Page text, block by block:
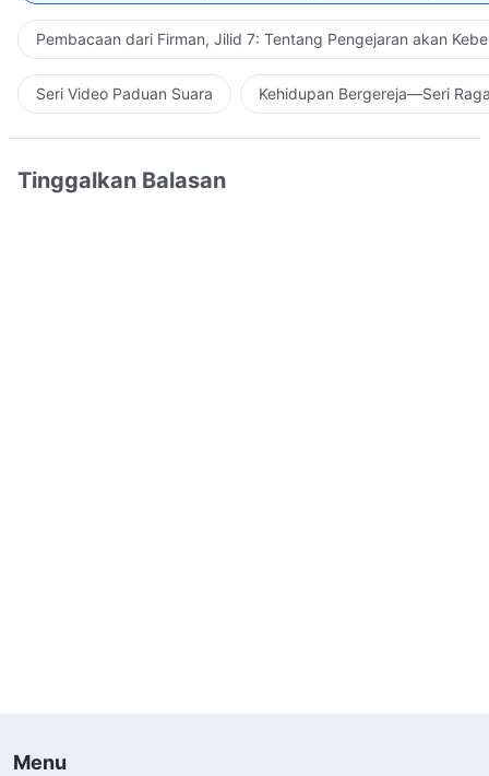
Pembacaan dari Firman, Jilid 7: Tentang Pengejaran akan
Seri Video Paduan Suara Kehidupan Bergereja—Seri
Tinggalkan Balasan
Menu